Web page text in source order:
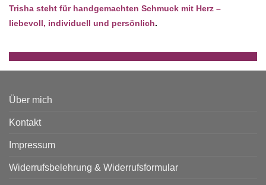
Trisha steht für handgemachten Schmuck mit Herz –
liebevoll, individuell und persönlich.
Über mich
Kontakt
Impressum
Widerrufsbelehrung & Widerrufsformular